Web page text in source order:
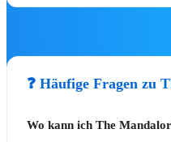
🎟️
🎻
⛸️
❓ Häufige Fragen zu
Wo kann ich The